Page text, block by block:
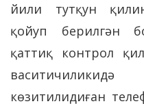
йили тутқун
қойуп берилгән
қаттиқ контрол
көзитилидиған